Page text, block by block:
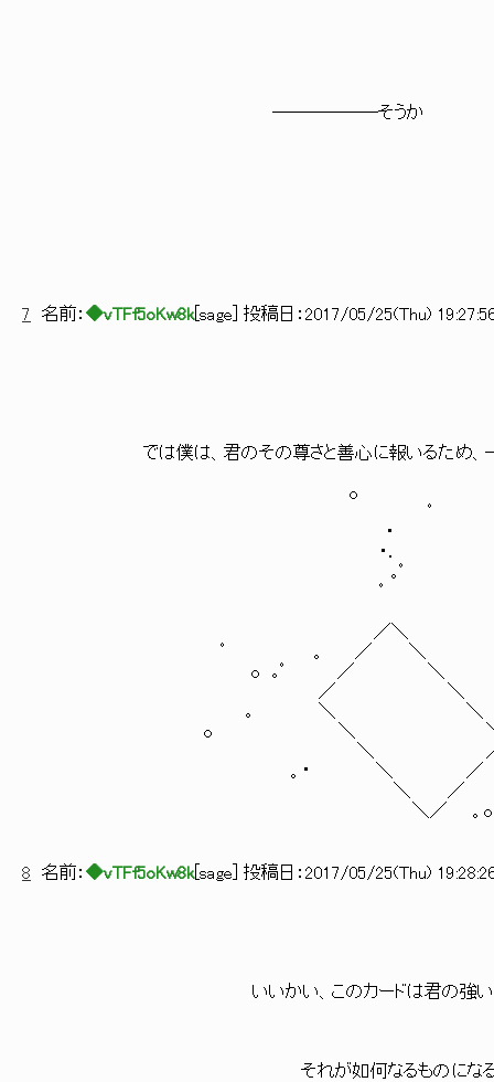
――――――そうか
7 名前： ◆vTFf5oKw8k[ sage ] 投稿日： 2017/05/25(Thu)
では僕は、君のその尊さと善心に報いるため、一つ
o
ﾟ
・
・．
｡ﾟ
ﾟ 。
／＼
ﾟ 。 ／ ＼
o ｡ﾟ ／ ＼
／ ＼ ﾟ
｡ ＼ ＼ ﾟ
o ＼
＼ ／
。・ ＼ ／
＼ ／
＼／ 。o
8 名前： ◆vTFf5oKw8k[ sage ] 投稿日： 2017/05/25(Thu)
いいかい、このカードは君の強い感情に反
それが如何なるものになるかは君